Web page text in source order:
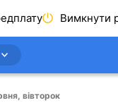
Вимкнути
вівторок